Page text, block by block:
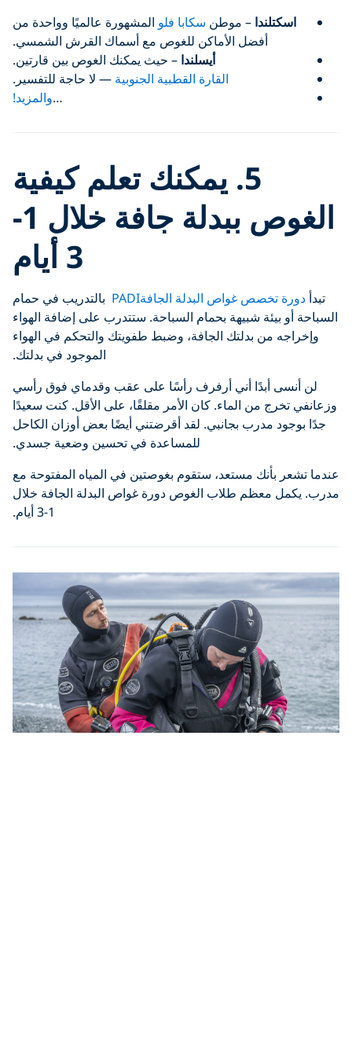
اسكتلندا – موطن سكابا فلو المشهورة عالميًا وواحدة من
أفضل الأماكن للغوص مع أسماك القرش الشمسي.
أيسلندا – حيث يمكنك الغوص بين قارتين.
القارة القطبية الجنوبية — لا حاجة للتفسير.
…والمزيد!
5. يمكنك تعلم كيفية
الغوص ببدلة جافة خلال 1-
3 أيام
تبدأدورة تخصص غواص البدلة الجافةPADI
بالتدريب في حمام
السباحة أو بيئة شبيهة بحمام السباحة. ستتدرب على إضافة الهواء
وإخراجه من بدلتك الجافة، وضبط طفويتك والتحكم في الهواء
الموجود في بدلتك.
لن أنسى أبدًا أني أرفرف رأسًا على عقب وقدماي فوق رأسي
وزعانفي تخرج من الماء. كان الأمر مقلقًا، على الأقل. كنت سعيدًا
جدًا بوجود مدرب بجانبي. لقد أقرضتني أيضًا بعض أوزان الكاحل
للمساعدة في تحسين وضعية جسدي.
عندما تشعر بأنك مستعد، ستقوم بغوصتين في المياه المفتوحة مع
مدرب. يكمل معظم طلاب الغوص دورة غواص البدلة الجافة خلال
1-3 أيام.